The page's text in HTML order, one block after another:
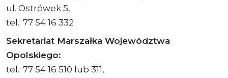
ul. Ostrówek 5,
tel.: 77 54 16 332
Sekretariat Marszałka Województwa
Opolskiego:
tel.: 77 54 16 510 lub 311,